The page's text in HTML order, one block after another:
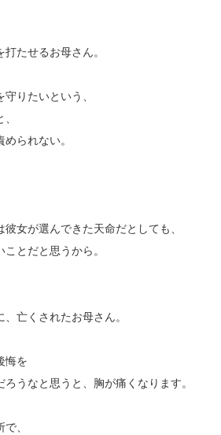
たせるお母さん。
りたいという、
られない。
女が選んできた天命だとしても、
とだと思うから。
亡くされたお母さん。
悔を
うなと思うと、胸が痛くなります。
、